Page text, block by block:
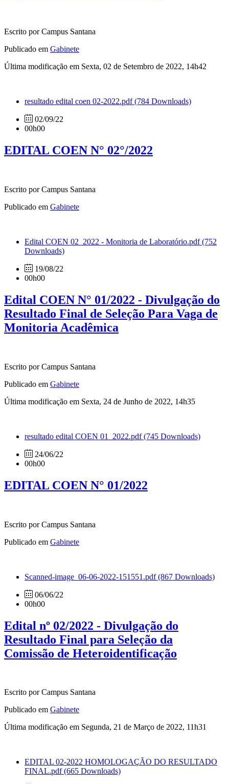
Escrito por Campus Santana
Publicado em Gabinete
Última modificação em Sexta, 02 de Setembro de 2022, 14h42
resultado edital coen 02-2022.pdf(784 Downloads)
02/09/22
00h00
EDITAL COEN N° 02°/2022
Escrito por Campus Santana
Publicado em Gabinete
Edital COEN 02_2022 - Monitoria de Laboratório.pdf(752
Downloads)
19/08/22
00h00
Edital COEN N° 01/2022 - Divulgação do
Resultado Final de Seleção Para Vaga de
Monitoria Acadêmica
Escrito por Campus Santana
Publicado em Gabinete
Última modificação em Sexta, 24 de Junho de 2022, 14h35
resultado edital COEN 01_2022.pdf(745 Downloads)
24/06/22
00h00
EDITAL COEN N° 01/2022
Escrito por Campus Santana
Publicado em Gabinete
Scanned-image_06-06-2022-151551.pdf(867 Downloads)
06/06/22
00h00
Edital nº 02/2022 - Divulgação do
Resultado Final para Seleção da
Comissão de Heteroidentificação
Escrito por Campus Santana
Publicado em Gabinete
Última modificação em Segunda, 21 de Março de 2022, 11h31
EDITAL 02-2022 HOMOLOGAÇÃO DO RESULTADO
FINAL.pdf(665 Downloads)